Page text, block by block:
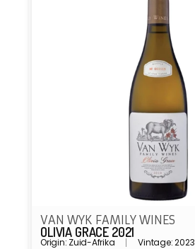
VAN WYK FAMILY WINES
OLIVIA GRACE 2021
Origin: Zuid-Afrika Vintage: 2023